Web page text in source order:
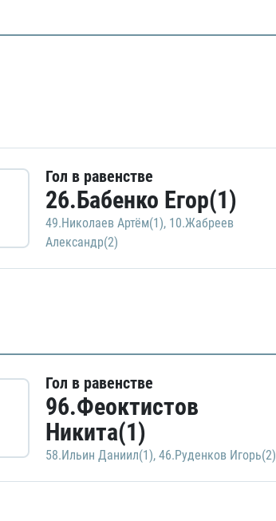
Гол в равенстве
26.Бабенко Егор(1)
49.Николаев Артём(1), 10.Жабреев
Александр(2)
Гол в равенстве
96.Феоктистов
Никита(1)
58.Ильин Даниил(1), 46.Руденков Игорь(2)